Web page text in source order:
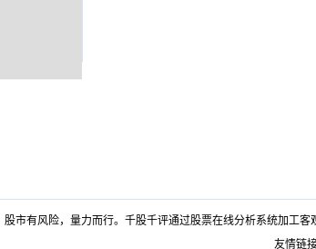
股市有风险，量力而行。千股千评通过股票在线分析系统加工
友情链接